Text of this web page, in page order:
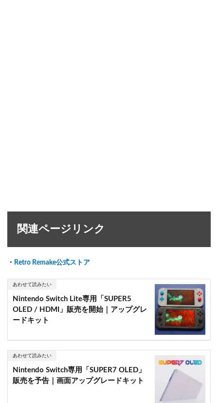
関連ページリンク
・ Retro Remake公式ストア
あわせて読みたい
Nintendo Switch Lite専用「SUPER5
OLED / HDMI」販売を開始｜アップグレ
ードキット
あわせて読みたい
Nintendo Switch専用「SUPER7 OLED」
販売を予告｜画面アップグレードキット